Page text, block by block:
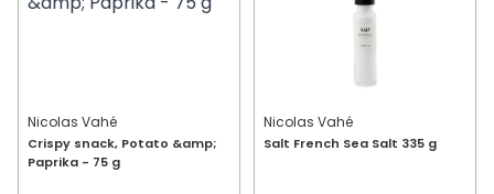
Nicolas Vahé
Crispy snack, Potato &amp;
Paprika - 75 g
Nicolas Vahé
Salt French Sea Salt 335 g